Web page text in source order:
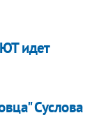
идет
Суслова